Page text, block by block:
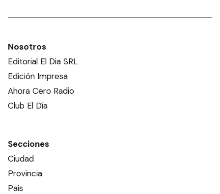
Nosotros
Editorial El Dia SRL
Edición Impresa
Ahora Cero Radio
Club El Día
Secciones
Ciudad
Provincia
País